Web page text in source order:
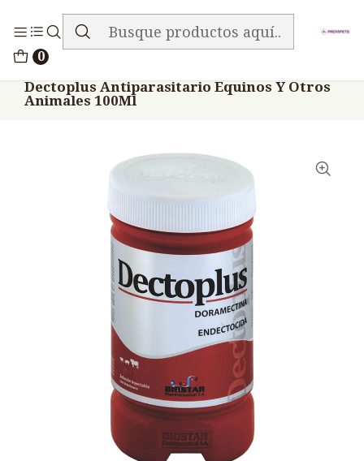
0
ENVIO GRATIS EN TODA LA TIENDA
Dectoplus Antiparasitario Equinos Y Otros
Animales 100Ml